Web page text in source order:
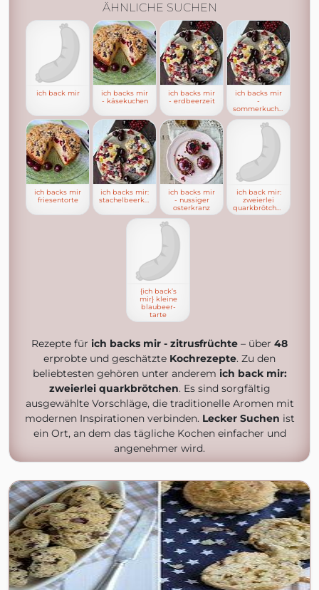
ÄHNLICHE SUCHEN
ich back mir
ich backs mir
- käsekuchen
ich backs mir
- erdbeerzeit
ich backs mir
-
ich backs mir
friesentorte
ich backs mir:
ich backs mir
- nussiger
osterkranz
ich back mir:
zweierlei
{ich back’s
mir} kleine
blaubeer-
tarte
Rezepte für ich backs mir - zitrusfrüchte – über 48
erprobte und geschätzte Kochrezepte. Zu den
beliebtesten gehören unter anderem ich back mir:
zweierlei quarkbrötchen. Es sind sorgfältig
ausgewählte Vorschläge, die traditionelle Aromen mit
modernen Inspirationen verbinden. Lecker Suchen ist
ein Ort, an dem das tägliche Kochen einfacher und
angenehmer wird.